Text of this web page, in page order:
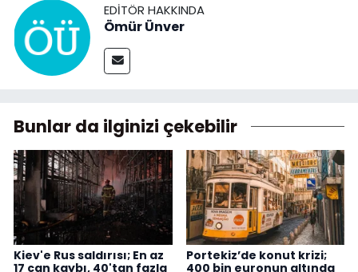
EDITÖR HAKKINDA
Ömür Ünver
Bunlar da ilginizi çekebilir
Kiev'e Rus saldırısı; En az
17 can kaybı, 40'tan fazla
Portekiz’de konut krizi;
400 bin euronun altında